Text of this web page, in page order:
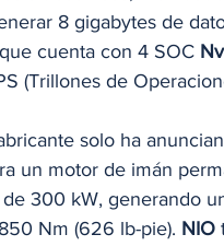
8 gigabytes de
que cuenta con 4 SOC
(Trillones de
solo ha
un motor de imán
300 kW, generando
Nm (626 lb-pie). NIO